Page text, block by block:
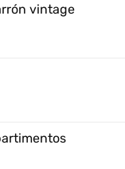
vintage